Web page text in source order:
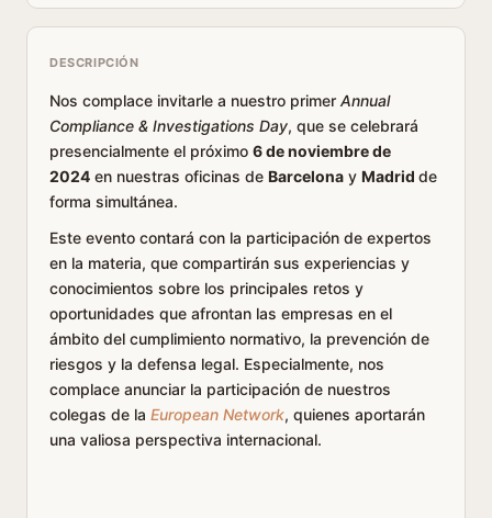
DESCRIPCIÓN
Nos complace invitarle a nuestro primer Annual
Compliance & Investigations Day, que se celebrará
presencialmente el próximo 6 de noviembre de
2024 en nuestras oficinas de Barcelona y Madrid de
forma simultánea.
Este evento contará con la participación de expertos
en la materia, que compartirán sus experiencias y
conocimientos sobre los principales retos y
oportunidades que afrontan las empresas en el
ámbito del cumplimiento normativo, la prevención de
riesgos y la defensa legal. Especialmente, nos
complace anunciar la participación de nuestros
colegas de la European Network, quienes aportarán
una valiosa perspectiva internacional.